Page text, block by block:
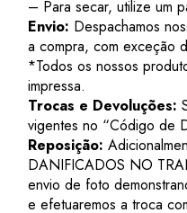
– Para secar, utilize um
Envio: Despachamos
a compra, com exceção
*Todos os nossos
impressa.
Trocas e Devoluções:
vigentes no “Código de
Reposição:
DANIFICADOS NO
envio de foto
e efetuaremos a troca